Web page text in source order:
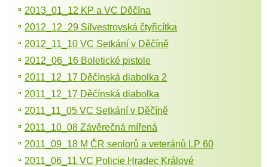
2013_01_12 KP a VC Děčína
2012_12_29 Silvestrovská čtyřicítka
2012_11_10 VC Setkání v Děčíně
2012_06_16 Boletické pistole
2011_12_17 Děčínská diabolka 2
2011_12_17 Děčínská diabolka
2011_11_05 VC Setkání v Děčíně
2011_10_08 Závěrečná mířená
2011_09_18 M ČR seniorů a veteránů LP 60
2011_06_11 VC Policie Hradec Králové